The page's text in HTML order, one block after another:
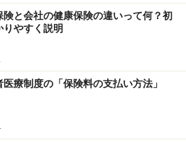
の前日までに、すでに傷病手当
たは受け取る条件を満たしてい
ケガで療養中、働けない状態、
るなど）
、退職後も引き続き傷病手当金
険と会社の健康保険の違いって何？初
りやすく説明
療制度の「保険料の支払い方法」